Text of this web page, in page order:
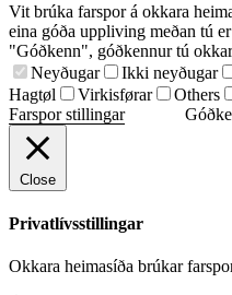
Vit brúka farspor á okkara
eina góða uppliving meðan tú
"Góðkenn", góðkennur tú
Neyðugar
Ikki neyðugar
Hagtøl
Virkisførar Others
Farspor stillingar
Close
Privatlívsstillingar
Okkara heimasíða brúkar